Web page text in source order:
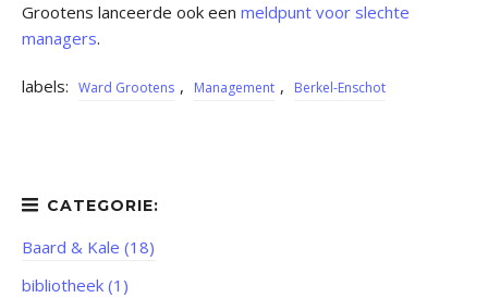
Grootens lanceerde ook een meldpunt voor slechte
managers.
labels: Ward Grootens , Management , Berkel-Enschot
Baard & Kale (18)
bibliotheek (1)